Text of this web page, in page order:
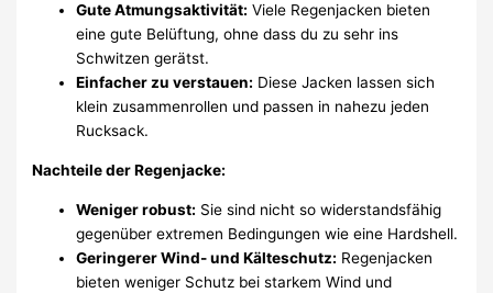
Gute Atmungsaktivität: Viele Regenjacken bieten
eine gute Belüftung, ohne dass du zu sehr ins
Schwitzen gerätst.
Einfacher zu verstauen: Diese Jacken lassen sich
klein zusammenrollen und passen in nahezu jeden
Rucksack.
Nachteile der Regenjacke:
Weniger robust: Sie sind nicht so widerstandsfähig
gegenüber extremen Bedingungen wie eine Hardshell.
Geringerer Wind- und Kälteschutz: Regenjacken
bieten weniger Schutz bei starkem Wind und